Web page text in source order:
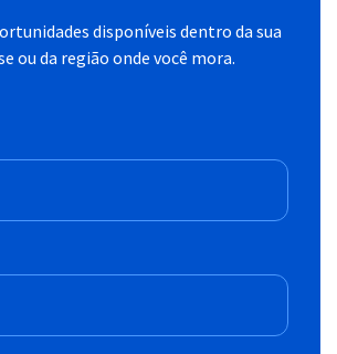
disponíveis dentro da sua
ou da região onde você mora.